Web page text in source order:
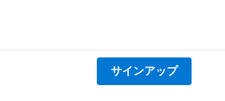
サインアップ